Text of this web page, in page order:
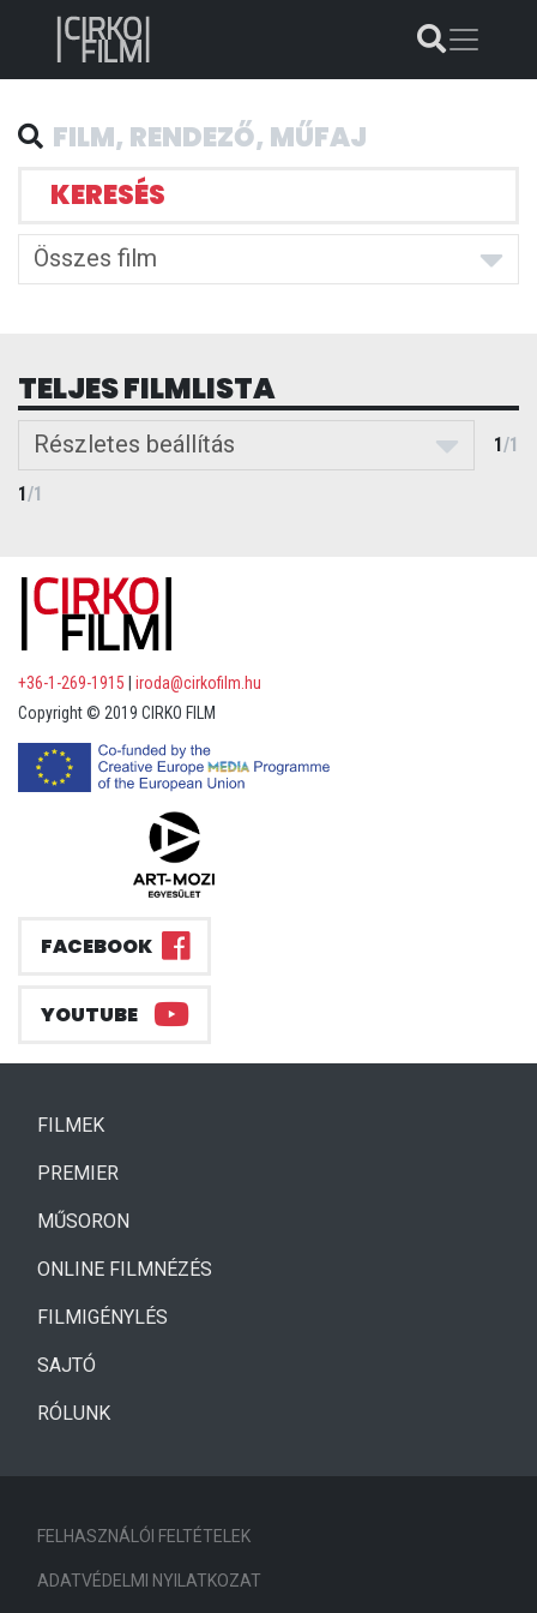
KERESÉS
Összes film
TELJES FILMLISTA
Részletes beállítás 1/1
1/1
+36-1-269-1915
iroda@cirkofilm.hu
Copyright © 2019 CIRKO FILM
FACEBOOK
YOUTUBE
FILMEK(CURRENT)
PREMIER
MŰSORON
ONLINE FILMNÉZÉS
FILMIGÉNYLÉS
SAJTÓ
RÓLUNK
FELHASZNÁLÓI FELTÉTELEK
ADATVÉDELMI NYILATKOZAT